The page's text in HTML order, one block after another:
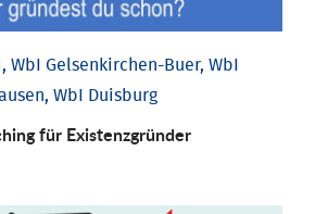
WbI Gelsenkirchen-Buer, WbI
WbI Duisburg
für Existenz­gründer